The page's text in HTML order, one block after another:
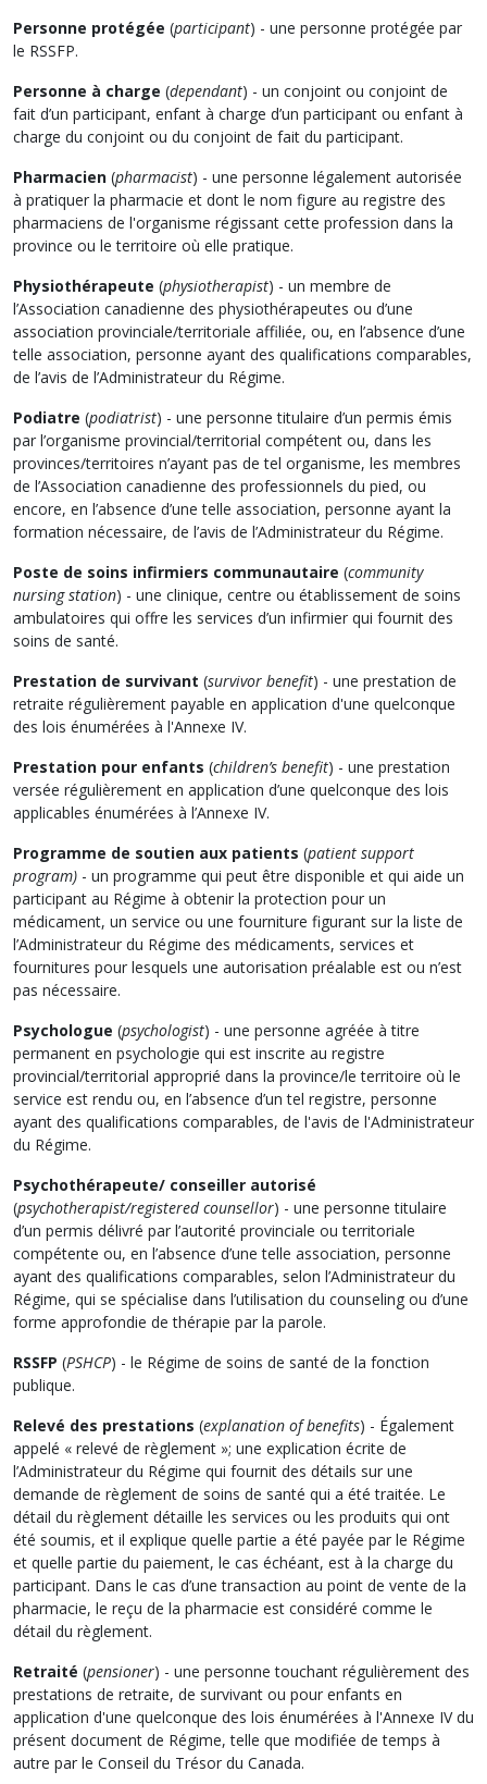
Personne protégée (participant) - une personne protégée par
le RSSFP.
Personne à charge (dependant) - un conjoint ou conjoint de
fait d’un participant, enfant à charge d’un participant ou enfant à
charge du conjoint ou du conjoint de fait du participant.
Pharmacien (pharmacist) - une personne légalement autorisée
à pratiquer la pharmacie et dont le nom figure au registre des
pharmaciens de l'organisme régissant cette profession dans la
province ou le territoire où elle pratique.
Physiothérapeute (physiotherapist) - un membre de
l’Association canadienne des physiothérapeutes ou d’une
association provinciale/territoriale affiliée, ou, en l’absence d’une
telle association, personne ayant des qualifications comparables,
de l’avis de l’Administrateur du Régime.
Podiatre (podiatrist) - une personne titulaire d’un permis émis
par l’organisme provincial/territorial compétent ou, dans les
provinces/territoires n’ayant pas de tel organisme, les membres
de l’Association canadienne des professionnels du pied, ou
encore, en l’absence d’une telle association, personne ayant la
formation nécessaire, de l’avis de l’Administrateur du Régime.
Poste de soins infirmiers communautaire (community
nursing station) - une clinique, centre ou établissement de soins
ambulatoires qui offre les services d’un infirmier qui fournit des
soins de santé.
Prestation de survivant (survivor benefit) - une prestation de
retraite régulièrement payable en application d'une quelconque
des lois énumérées à l'Annexe IV.
Prestation pour enfants (children’s benefit) - une prestation
versée régulièrement en application d’une quelconque des lois
applicables énumérées à l’Annexe IV.
Programme de soutien aux patients (patient support
program) - un programme qui peut être disponible et qui aide un
participant au Régime à obtenir la protection pour un
médicament, un service ou une fourniture figurant sur la liste de
l’Administrateur du Régime des médicaments, services et
fournitures pour lesquels une autorisation préalable est ou n’est
pas nécessaire.
Psychologue (psychologist) - une personne agréée à titre
permanent en psychologie qui est inscrite au registre
provincial/territorial approprié dans la province/le territoire où le
service est rendu ou, en l’absence d’un tel registre, personne
ayant des qualifications comparables, de l'avis de l'Administrateur
du Régime.
Psychothérapeute/ conseiller autorisé
(psychotherapist/registered counsellor) - une personne titulaire
d’un permis délivré par l’autorité provinciale ou territoriale
compétente ou, en l’absence d’une telle association, personne
ayant des qualifications comparables, selon l’Administrateur du
Régime, qui se spécialise dans l’utilisation du counseling ou d’une
forme approfondie de thérapie par la parole.
RSSFP (PSHCP) - le Régime de soins de santé de la fonction
publique.
Relevé des prestations (explanation of benefits) - Également
appelé « relevé de règlement »; une explication écrite de
l’Administrateur du Régime qui fournit des détails sur une
demande de règlement de soins de santé qui a été traitée. Le
détail du règlement détaille les services ou les produits qui ont
été soumis, et il explique quelle partie a été payée par le Régime
et quelle partie du paiement, le cas échéant, est à la charge du
participant. Dans le cas d’une transaction au point de vente de la
pharmacie, le reçu de la pharmacie est considéré comme le
détail du règlement.
Retraité (pensioner) - une personne touchant régulièrement des
prestations de retraite, de survivant ou pour enfants en
application d'une quelconque des lois énumérées à l'Annexe IV du
présent document de Régime, telle que modifiée de temps à
autre par le Conseil du Trésor du Canada.